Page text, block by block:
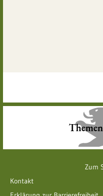
Zum
Kontakt